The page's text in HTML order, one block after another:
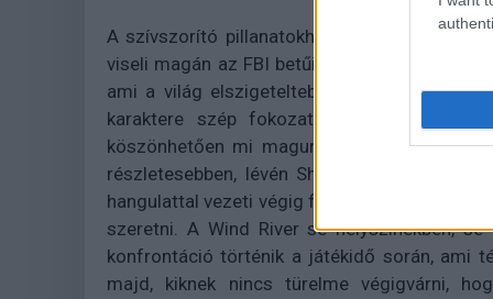
A szívszorító pillanatokhoz társul Elizabeth
viseli magán az FBI betűit, életében akkor
ami a világ elszigeteltebb pontjain zajlik.
karaktere szép fokozatosan mocskolódik
köszönhetően mi magunk is osztozni
részletesebben, lévén Sheridan nem
hangulattal vezeti végig filmjét, ami hiába a
szeretni. A Wind River se helyszínekben,
konfrontáció történik a játékidő során, ami
majd, kiknek nincs türelme végigvárni,